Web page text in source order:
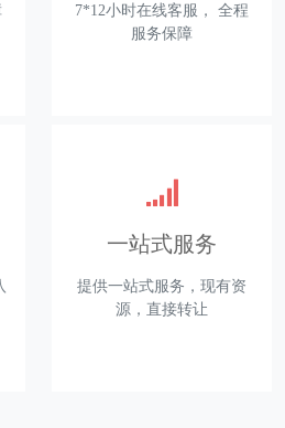
7*12小时在线客服， 全程
服务保障
一站式服务
提供一站式服务，现有资
源，直接转让